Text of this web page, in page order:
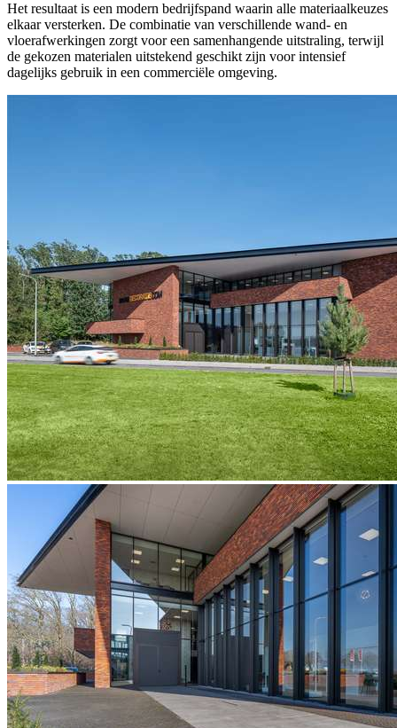
Het resultaat is een modern bedrijfspand waarin alle materiaalkeuzes
elkaar versterken. De combinatie van verschillende wand- en
vloerafwerkingen zorgt voor een samenhangende uitstraling, terwijl
de gekozen materialen uitstekend geschikt zijn voor intensief
dagelijks gebruik in een commerciële omgeving.